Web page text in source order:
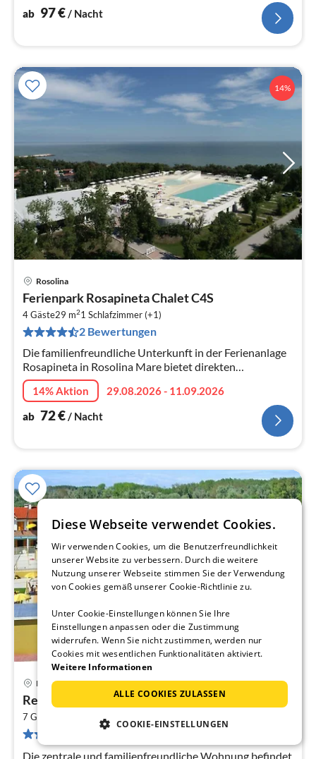
ab 97€/ Nacht
14%
Rosolina
Ferienpark Rosapineta Chalet C4S
4 Gäste29 m21 Schlafzimmer (+1)
2 Bewertungen
Die familienfreundliche Unterkunft in der Ferienanlage
Rosapineta in Rosolina Mare bietet direkten
Strandzugang, Pools, Unterhaltung für Kinder und
Erwachsene, Restaurants, Superma...
14% Aktion
29.08.2026 - 11.09.2026
ab 72€ / Nacht
Rosolina
Residenz Solmare Vierzimmer-Wohnung Quadri
7 Gäste Schlafzimmer (+1)
2 Bewertungen
Die zentrale und familienfreundliche Wohnung befindet
Diese Webseite verwendet Cookies.
Wir verwenden Cookies, um die Benutzerfreundlichkeit
unserer Website zu verbessern. Durch die weitere
Nutzung unserer Webseite stimmen Sie der Verwendung
von Cookies gemäß unserer Cookie-Richtlinie zu.
Unter Cookie-Einstellungen können Sie Ihre
Einstellungen anpassen oder die Zustimmung
widerrufen. Wenn Sie nicht zustimmen, werden nur
Cookies mit wesentlichen Funktionalitäten aktiviert.
Weitere Informationen
ALLE COOKIES ZULASSEN
COOKIE-EINSTELLUNGEN